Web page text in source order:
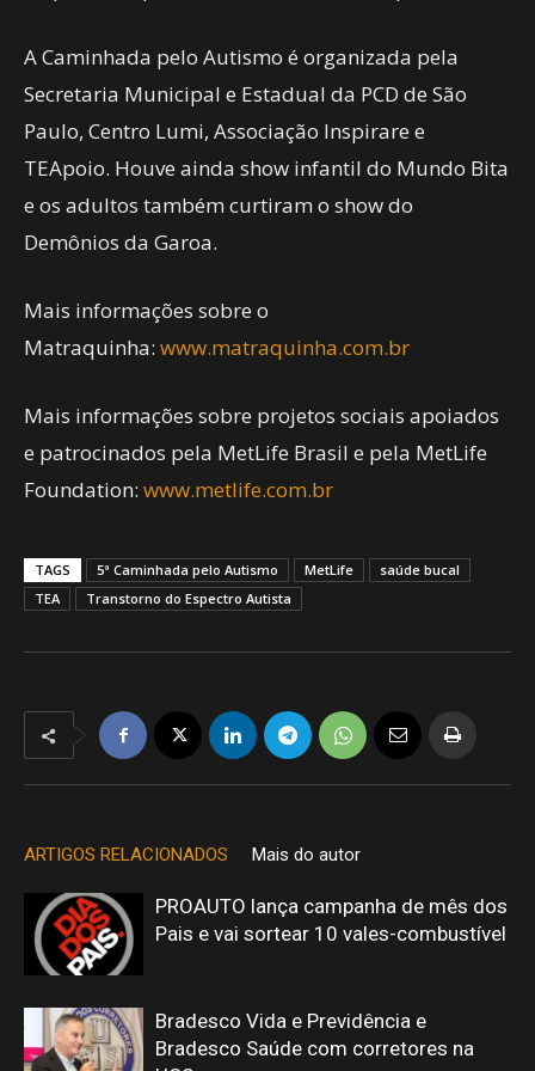
A Caminhada pelo Autismo é organizada pela
Secretaria Municipal e Estadual da PCD de São
Paulo, Centro Lumi, Associação Inspirare e
TEApoio. Houve ainda show infantil do Mundo Bita
e os adultos também curtiram o show do
Demônios da Garoa.
Mais informações sobre o
Matraquinha: www.matraquinha.com.br
Mais informações sobre projetos sociais apoiados
e patrocinados pela MetLife Brasil e pela MetLife
Foundation: www.metlife.com.br
TAGS 5ª Caminhada pelo Autismo MetLife
saúde bucal
TEA
Transtorno do Espectro Autista
ARTIGOS RELACIONADOS Mais do autor
PROAUTO lança campanha de mês dos
Pais e vai sortear 10 vales-combustível
Bradesco Vida e Previdência e
Bradesco Saúde com corretores na